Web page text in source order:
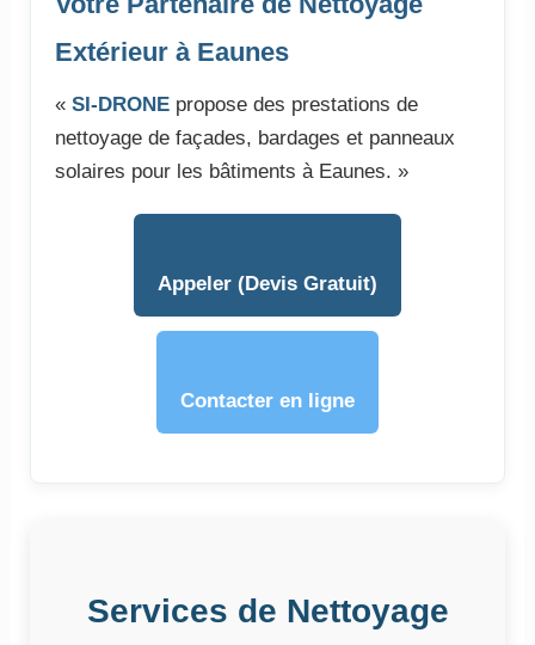
Extérieur à Eaunes
« SI-DRONEpropose des prestations de
nettoyage de façades, bardages et panneaux
solaires pour les bâtiments à Eaunes. »
Appeler (Devis Gratuit)
Contacter en ligne
Services de Nettoyage